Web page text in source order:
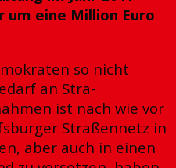
um eine Million Euro
so nicht
an Stra-
ist nach wie vor
Straßennetz in
aber auch in einen